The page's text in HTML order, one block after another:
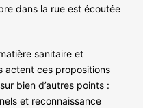
dans la rue est écoutée
sanitaire et
actent ces propositions
bien d’autres points :
et reconnaissance